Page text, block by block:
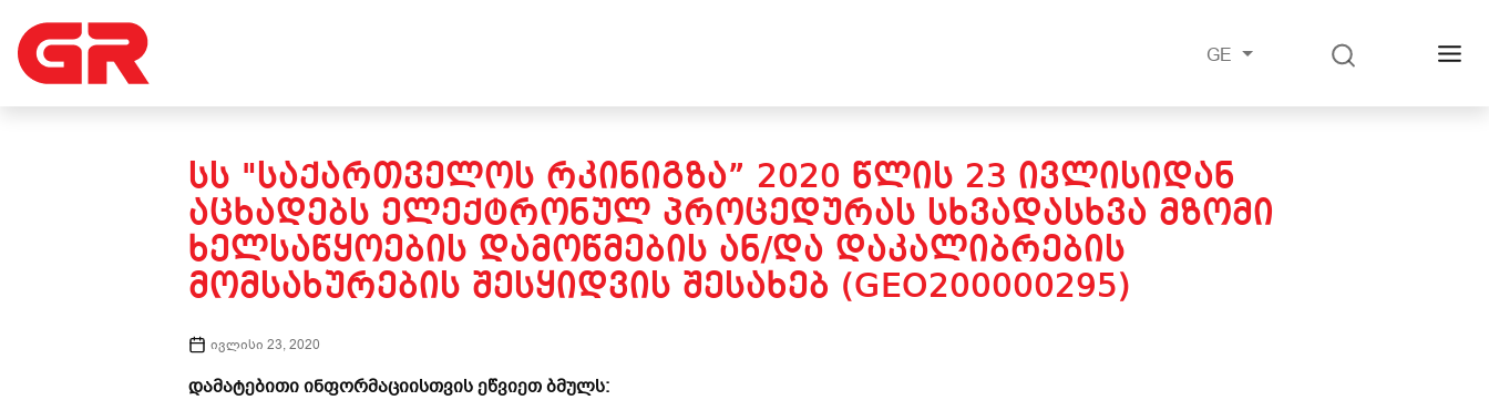
GE
ᲡᲡ "ᲡᲐᲥᲐᲠᲗᲕᲔᲚᲝᲡ ᲠᲙᲘᲜᲘᲒᲖᲐ” 2020 ᲬᲚᲘᲡ 23 ᲘᲕᲚᲘᲡᲘᲓᲐᲜ
ᲐᲪᲮᲐᲓᲔᲑᲡ ᲔᲚᲔᲥᲢᲠᲝᲜᲣᲚ ᲞᲠᲝᲪᲔᲓᲣᲠᲐᲡ ᲡᲮᲕᲐᲓᲐᲡᲮᲕᲐ ᲛᲖᲝᲛᲘ
ᲮᲔᲚᲡᲐᲬᲧᲝᲔᲑᲘᲡ ᲓᲐᲛᲝᲬᲛᲔᲑᲘᲡ ᲐᲜ/ᲓᲐ ᲓᲐᲙᲐᲚᲘᲑᲠᲔᲑᲘᲡ
ᲛᲝᲛᲡᲐᲮᲣᲠᲔᲑᲘᲡ ᲨᲔᲡᲧᲘᲓᲕᲘᲡ ᲨᲔᲡᲐᲮᲔᲑ (GEO200000295)
ივლისი 23, 2020
დამატებითი ინფორმაციისთვის ეწვიეთ ბმულს: